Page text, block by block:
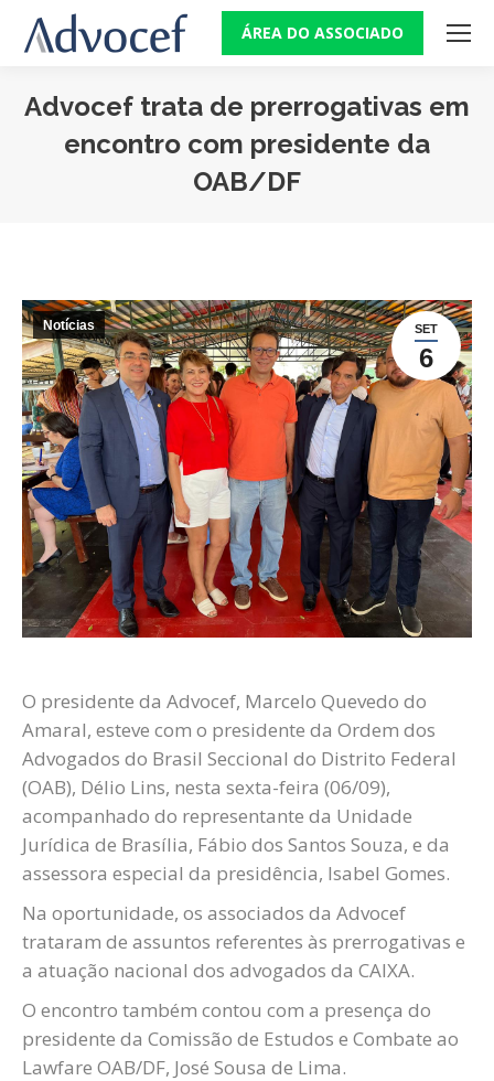
ÁREA DO ASSOCIADO
Advocef trata de prerrogativas em
encontro com presidente da
OAB/DF
SET
6
Notícias
O presidente da Advocef, Marcelo Quevedo do
Amaral, esteve com o presidente da Ordem dos
Advogados do Brasil Seccional do Distrito Federal
(OAB), Délio Lins, nesta sexta-feira (06/09),
acompanhado do representante da Unidade
Jurídica de Brasília, Fábio dos Santos Souza, e da
assessora especial da presidência, Isabel Gomes.
Na oportunidade, os associados da Advocef
trataram de assuntos referentes às prerrogativas e
a atuação nacional dos advogados da CAIXA.
O encontro também contou com a presença do
presidente da Comissão de Estudos e Combate ao
Lawfare OAB/DF, José Sousa de Lima.